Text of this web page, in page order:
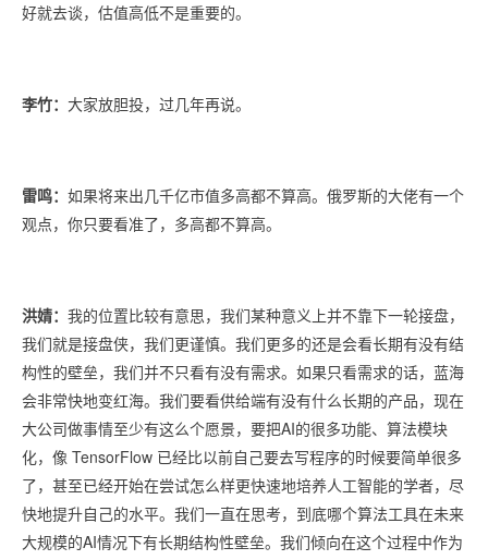
好就去谈，估值高低不是重要的。
李竹： 大家放胆投，过几年再说。
雷鸣： 如果将来出几千亿市值多高都不算高。俄罗斯的大佬有一个
观点，你只要看准了，多高都不算高。
洪婧： 我的位置比较有意思，我们某种意义上并不靠下一轮接盘，
我们就是接盘侠，我们更谨慎。我们更多的还是会看长期有没有结
构性的壁垒，我们并不只看有没有需求。如果只看需求的话，蓝海
会非常快地变红海。我们要看供给端有没有什么长期的产品，现在
大公司做事情至少有这么个愿景，要把AI的很多功能、算法模块
化，像 TensorFlow 已经比以前自己要去写程序的时候要简单很多
了，甚至已经开始在尝试怎么样更快速地培养人工智能的学者，尽
快地提升自己的水平。我们一直在思考，到底哪个算法工具在未来
大规模的AI情况下有长期结构性壁垒。我们倾向在这个过程中作为